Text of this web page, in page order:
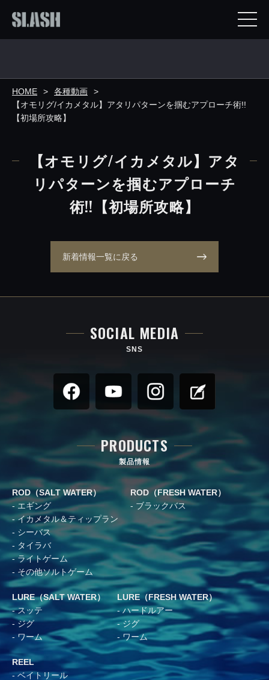
HOME
各種動画
【オモリグ/イカメタル】アタリパターンを掴むアプローチ術!!
【初場所攻略】
【オモリグ/イカメタル】アタ
リパターンを掴むアプローチ
術!!【初場所攻略】
新着情報一覧に戻る
SOCIAL MEDIA
SNS
PRODUCTS
製品情報
ROD（SALT WATER）
エギング
イカメタル＆ティップラン
シーバス
タイラバ
ライトゲーム
その他ソルトゲーム
ROD（FRESH WATER）
ブラックバス
LURE（SALT WATER）
スッテ
ジグ
ワーム
LURE（FRESH WATER）
ハードルアー
ジグ
ワーム
REEL
ベイトリール